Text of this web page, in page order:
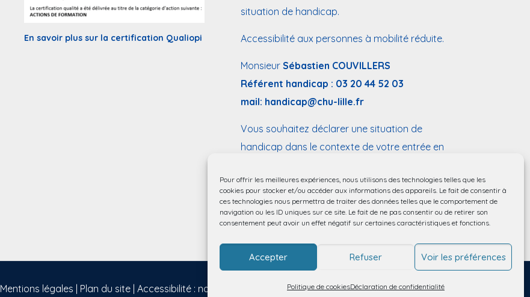
Pour offrir les meilleures expériences, nous utilisons des technologies telles que les
cookies pour stocker et/ou accéder aux informations des appareils. Le fait de consentir à
ces technologies nous permettra de traiter des données telles que le comportement de
navigation ou les ID uniques sur ce site. Le fait de ne pas consentir ou de retirer son
consentement peut avoir un effet négatif sur certaines caractéristiques et fonctions.
Accepter Refuser Voir les préférences
Politique de cookiesDéclaration de confidentialité
En savoir plus sur la certification Qualiopi
situation de handicap.
Accessibilité aux personnes à mobilité réduite.
Monsieur Sébastien COUVILLERS
Référent handicap : 03 20 44 52 03
mail: handicap@chu-lille.fr
Vous souhaitez déclarer une situation de
handicap dans le contexte de votre entrée en
Mentions légales Plan du site| Accessibilité : non conforme